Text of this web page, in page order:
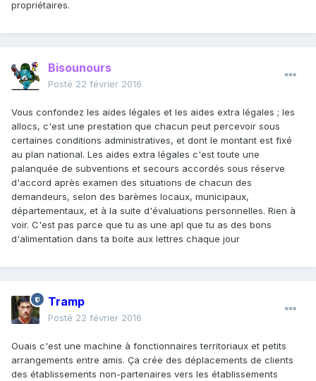
propriétaires.
Bisounours
Posté 22 février 2016
Vous confondez les aides légales et les aides extra légales ; les
allocs, c'est une prestation que chacun peut percevoir sous
certaines conditions administratives, et dont le montant est fixé
au plan national. Les aides extra légales c'est toute une
palanquée de subventions et secours accordés sous réserve
d'accord après examen des situations de chacun des
demandeurs, selon des barèmes locaux, municipaux,
départementaux, et à la suite d'évaluations personnelles. Rien à
voir. C'est pas parce que tu as une apl que tu as des bons
d'alimentation dans ta boite aux lettres chaque jour
Tramp
Posté 22 février 2016
Ouais c'est une machine à fonctionnaires territoriaux et petits
arrangements entre amis. Ça crée des déplacements de clients
des établissements non-partenaires vers les établissements